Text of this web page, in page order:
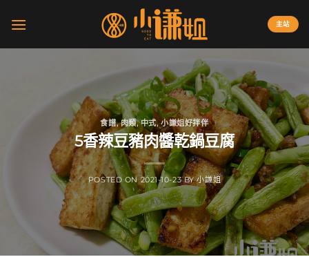
主站
食譜,肉類,中式,小謙姐好拌伴
5香辣豆豬肉醬乾鍋豆腐
POSTED ON2021-10-23 BY小謙姐